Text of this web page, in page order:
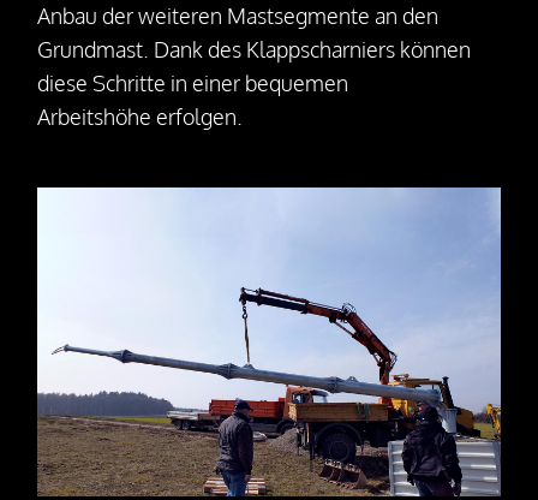
Anbau der weiteren Mastsegmente an den
Grundmast. Dank des Klappscharniers können
diese Schritte in einer bequemen
Arbeitshöhe erfolgen.